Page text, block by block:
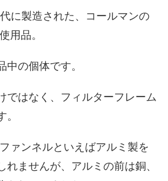
に製造された、コールマンの
用品。
の個体です。
ではなく、フィルターフレーム
ァンネルといえばアルミ製を
れませんが、アルミの前は銅、